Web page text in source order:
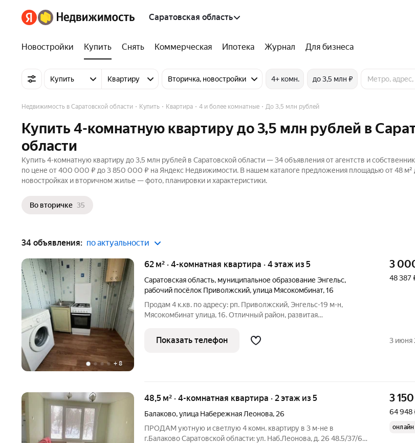
Саратовская область
Новостройки Купить Снять Коммерческая Ипотека Журнал Для бизнеса
Купить Квартиру Вторичка, новостройки 4+ комн. до 3,5 млн ₽
Недвижимость в Саратовской области Купить Квартира 4 и более комнатные До 3,5 млн рублей
Купить 4-комнатную квартиру до 3,5 млн рублей в
области
Купить 4-комнатную квартиру до 3,5 млн рублей в Саратовской области — 34 объявления от агентств и
по цене от 400 000 ₽ до 3 850 000 ₽ на Яндекс Недвижимости. В нашем каталоге предложения площадью от 48 м²
новостройках и вторичном жилье — фото, планировки и характеристики.
Во вторичке 35
34 объявления: по актуальности
+ 8
62 м² · 4-комнатная квартира · 4 этаж из 5
Саратовская область, муниципальное образование Энгельс,
рабочий посёлок Приволжский,улица Мясокомбинат,16
Продам 4 к.кв. по адресу: рп. Приволжский, Энгельс-19 м-н,
Мясокомбинат улица, 16. Отличный район, развитая
дет. сад, остановка общественного транспорта. Квартира теплая,
установлены
3
48 387
Показать телефон 3 июня
48,5 м² · 4-комнатная квартира · 2 этаж из 5
Балаково,улица Набережная Леонова, 26
ПРОДАМ уютную и светлую 4 комн. квартиру в 3 м-не в
г.Балаково Саратовской области: ул. Наб.Леонова, д. 26 48.5/37/6
3
64 948
онлайн